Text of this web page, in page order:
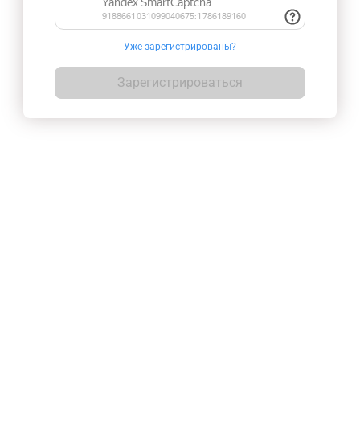
Уже зарегистрированы?
Зарегистрироваться